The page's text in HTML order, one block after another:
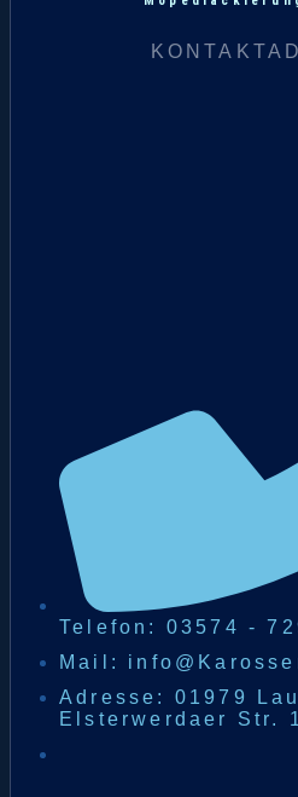
Telefon: 03574 -
Mail:
Adresse: 01979
Elsterwerdaer Str.